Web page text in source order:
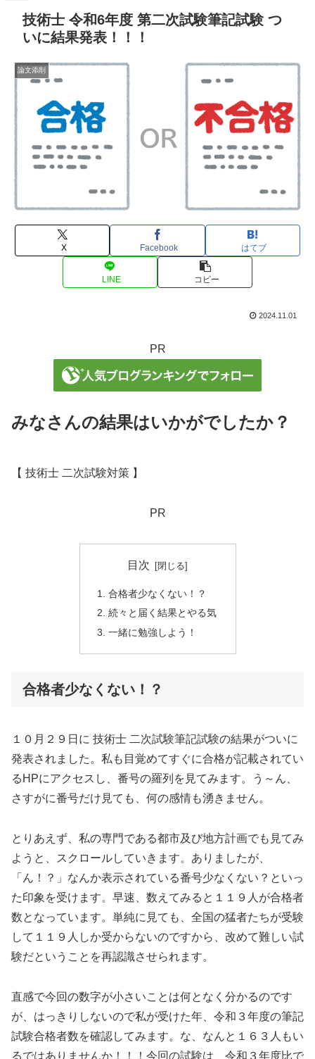
技術士 令和6年度 第二次試験筆記試験 つ
いに結果発表！！！
論文添削
X Facebook はてブ
LINE コピー
2024.11.01
PR
みなさんの結果はいかがでしたか？
【 技術士 二次試験対策 】
PR
目次
合格者少なくない！？
続々と届く結果とやる気
一緒に勉強しよう！
合格者少なくない！？
１０月２９日に 技術士 二次試験筆記試験の結果がついに
発表されました。私も目覚めてすぐに合格が記載されてい
るHPにアクセスし、番号の羅列を見てみます。う～ん、
さすがに番号だけ見ても、何の感情も湧きません。
とりあえず、私の専門である都市及び地方計画でも見てみ
ようと、スクロールしていきます。ありましたが、
「ん！？」なんか表示されている番号少なくない？といっ
た印象を受けます。早速、数えてみると１１９人が合格者
数となっています。単純に見ても、全国の猛者たちが受験
して１１９人しか受からないのですから、改めて難しい試
験だということを再認識させられます。
直感で今回の数字が小さいことは何となく分かるのです
が、はっきりしないので私が受けた年、令和３年度の筆記
試験合格者数を確認してみます。な、なんと１６３人もい
るではありませんか！！！今回の試験は、令和３年度比で